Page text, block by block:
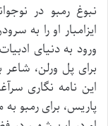
نبوغ رمبو در
ایزامبار او را به
ورود به دنیای
برای پل ورلن،
این نامه نگاری
پاریس، برای رمبو